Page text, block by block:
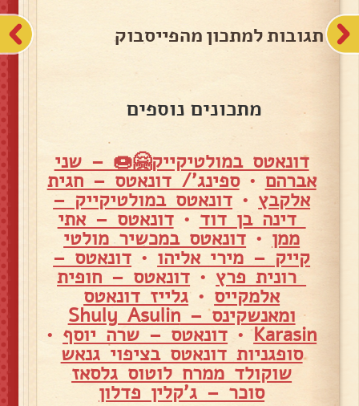
תגובות למתכון מהפייסבוק
מתכונים נוספים
דונאטס במולטיקייק🤗🍩 – שני
אברהם •ספינג'/ דונאטס – חגית
אלקבץ • דונאטס במולטיקייק –
דינה בן דוד •דונאטס – אתי
ממן • דונאטס במכשיר מולטי
קייק – מירי אליהו • דונאטס –
רונית פרץ • דונאטס – חופית
אלמקייס •גלייז דונאטס
ומאנשקינס – Shuly Asulin
Karasin
• דונאטס – שרה יוסף •
סופגניות דונאטס בציפוי גנאש
שוקולד ממרח לוטוס גלסאז
סוכר – ג'קלין פדלון